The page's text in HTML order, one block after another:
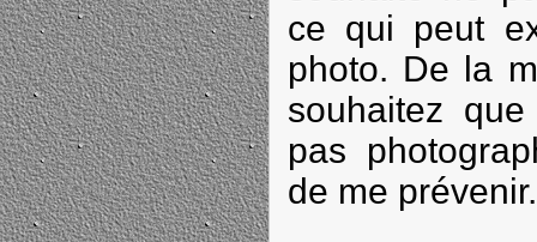
ce qui peut
photo. De la
souhaitez
pas
de me prévenir.